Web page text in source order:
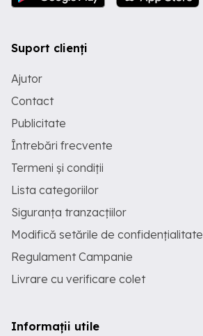
Suport clienți
Ajutor
Contact
Publicitate
Întrebări frecvente
Termeni și condiții
Lista categoriilor
Siguranța tranzacțiilor
Modifică setările de confidențialitate
Regulament Campanie
Livrare cu verificare colet
Informații utile